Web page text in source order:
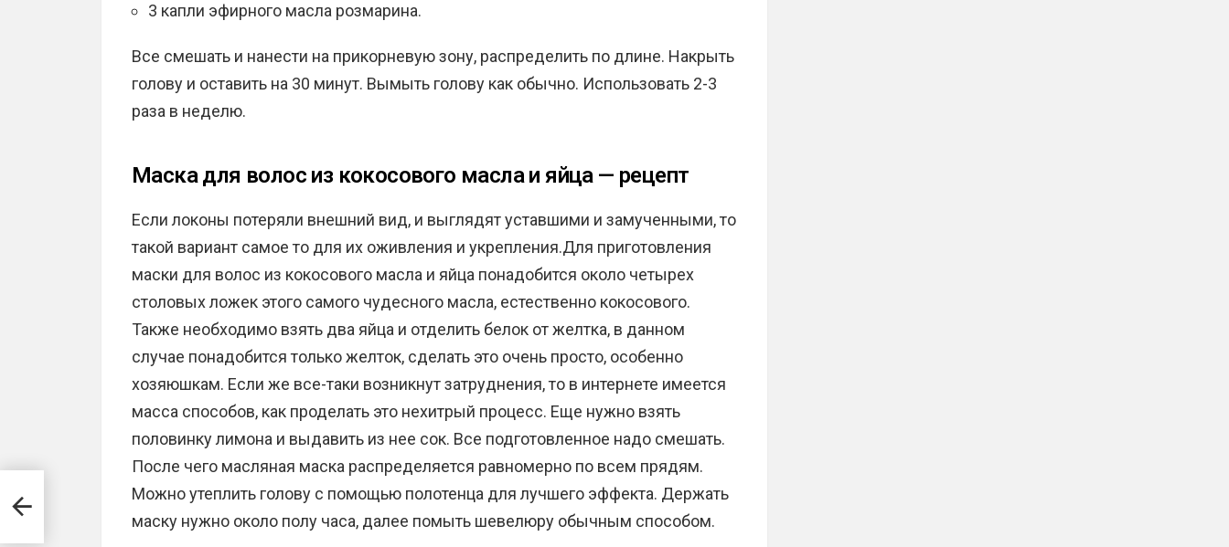
3 капли эфирного масла розмарина.
Все смешать и нанести на прикорневую зону, распределить по длине. Накрыть
голову и оставить на 30 минут. Вымыть голову как обычно. Использовать 2-3
раза в неделю.
Маска для волос из кокосового масла и яйца — рецепт
Если локоны потеряли внешний вид, и выглядят уставшими и замученными, то
такой вариант самое то для их оживления и укрепления.Для приготовления
маски для волос из кокосового масла и яйца понадобится около четырех
столовых ложек этого самого чудесного масла, естественно кокосового.
Также необходимо взять два яйца и отделить белок от желтка, в данном
случае понадобится только желток, сделать это очень просто, особенно
хозяюшкам. Если же все-таки возникнут затруднения, то в интернете имеется
масса способов, как проделать это нехитрый процесс. Еще нужно взять
половинку лимона и выдавить из нее сок. Все подготовленное надо смешать.
После чего масляная маска распределяется равномерно по всем прядям.
Можно утеплить голову с помощью полотенца для лучшего эффекта. Держать
маску нужно около полу часа, далее помыть шевелюру обычным способом.